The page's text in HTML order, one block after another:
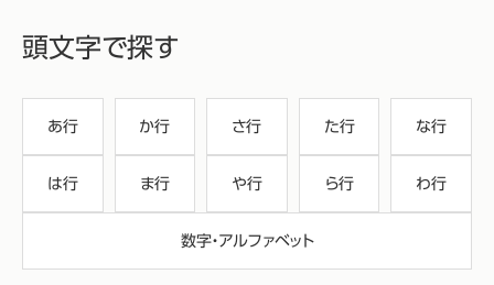
頭文字で探す
あ行 か行 さ行 た行 な行
は行 ま行 や行 ら行 わ行
数字・アルファベット